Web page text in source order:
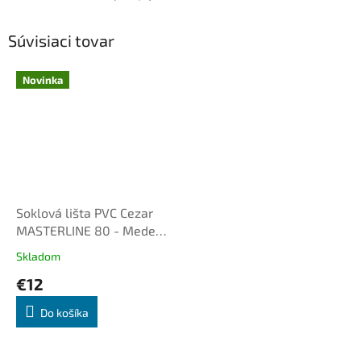
Súvisiaci tovar
Novinka
Soklová lišta PVC Cezar
MASTERLINE 80 - Medené
Skladom
€12
Do košíka